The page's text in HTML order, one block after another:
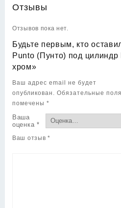
LM/A
CP-
хром
Отзывы
Отзывов пока нет.
Будьте первым, кто
Punto (Пунто) под цилиндр
хром»
Ваш адрес email не будет
опубликован.
Обязательные поля
помечены *
Ваша
оценка *
Ваш отзыв *